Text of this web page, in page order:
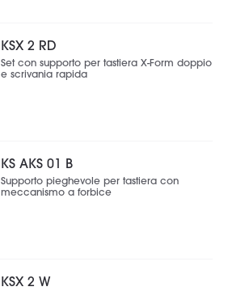
KSX 2 RD
Set con supporto per tastiera X-Form doppio
e scrivania rapida
KS AKS 01 B
Supporto pieghevole per tastiera con
meccanismo a forbice
KSX 2 W